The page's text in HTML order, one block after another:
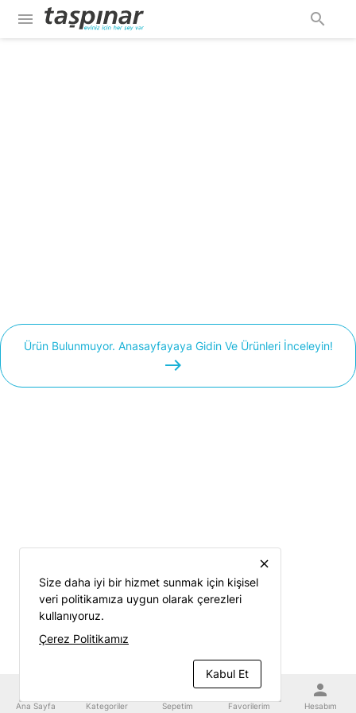
menu search
Ürün Bulunmuyor. Anasayfayaya Gidin Ve Ürünleri İnceleyin!
easts
Ana Sayfa Kategoriler Sepetim
favorite
Favorilerim
person
Hesabım
close
Size daha iyi bir hizmet sunmak için kişisel
veri politikamıza uygun olarak çerezleri
kullanıyoruz.
Çerez Politikamız
Kabul Et